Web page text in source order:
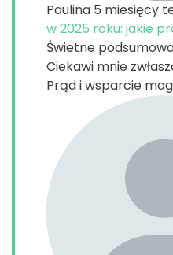
Paulina 5 miesięcy
w 2025 roku: jakie
Świetne
Ciekawi mnie
Prąd i wsparcie